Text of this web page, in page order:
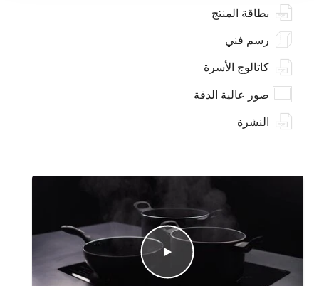
بطاقة المنتج
رسم فني
كاتالوج الأسرة
صور عالية الدقة
النشرة